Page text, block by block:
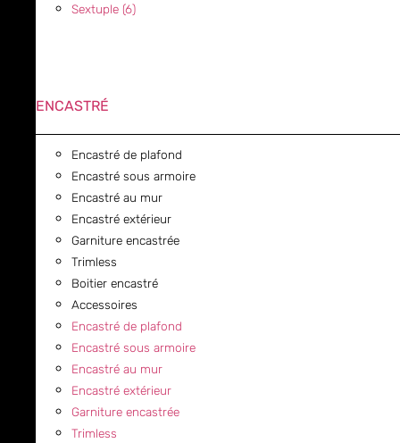
Sextuple (6)
ENCASTRÉ
Encastré de plafond
Encastré sous armoire
Encastré au mur
Encastré extérieur
Garniture encastrée
Trimless
Boitier encastré
Accessoires
Encastré de plafond
Encastré sous armoire
Encastré au mur
Encastré extérieur
Garniture encastrée
Trimless